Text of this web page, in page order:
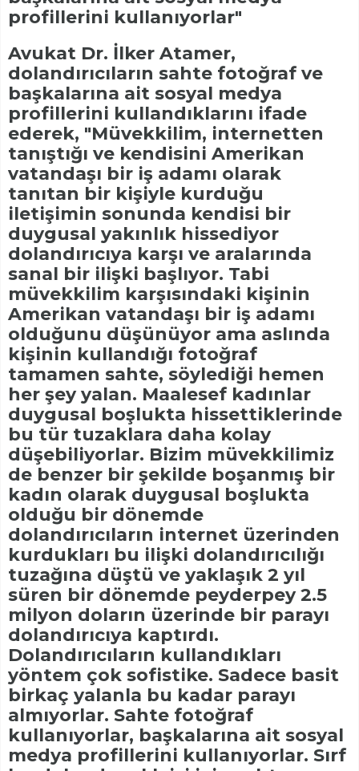
profillerini kullanıyorlar"
Avukat Dr. İlker Atamer,
dolandırıcıların sahte fotoğraf ve
başkalarına ait sosyal medya
profillerini kullandıklarını ifade
ederek, "Müvekkilim, internetten
tanıştığı ve kendisini Amerikan
vatandaşı bir iş adamı olarak
tanıtan bir kişiyle kurduğu
iletişimin sonunda kendisi bir
duygusal yakınlık hissediyor
dolandırıcıya karşı ve aralarında
sanal bir ilişki başlıyor. Tabi
müvekkilim karşısındaki kişinin
Amerikan vatandaşı bir iş adamı
olduğunu düşünüyor ama aslında
kişinin kullandığı fotoğraf
tamamen sahte, söylediği hemen
her şey yalan. Maalesef kadınlar
duygusal boşlukta hissettiklerinde
bu tür tuzaklara daha kolay
düşebiliyorlar. Bizim müvekkilimiz
de benzer bir şekilde boşanmış bir
kadın olarak duygusal boşlukta
olduğu bir dönemde
dolandırıcıların internet üzerinden
kurdukları bu ilişki dolandırıcılığı
tuzağına düştü ve yaklaşık 2 yıl
süren bir dönemde peyderpey 2.5
milyon doların üzerinde bir parayı
dolandırıcıya kaptırdı.
Dolandırıcıların kullandıkları
yöntem çok sofistike. Sadece basit
birkaç yalanla bu kadar parayı
almıyorlar. Sahte fotoğraf
kullanıyorlar, başkalarına ait sosyal
medya profillerini kullanıyorlar. Sırf